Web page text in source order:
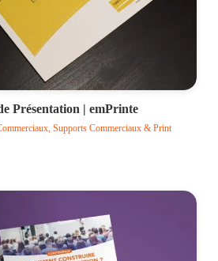
Présentation | emPrinte
Supports Commerciaux & Print